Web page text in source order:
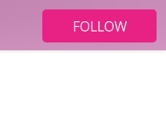
FOLLOW